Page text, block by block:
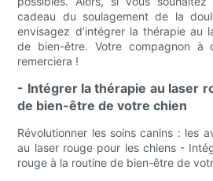
cadeau du soulagement de la
envisagez d’intégrer la thérapie au
de bien-être. Votre compagnon à
remerciera !
- Intégrer la thérapie au laser
de bien-être de votre chien
Révolutionner les soins canins : les
au laser rouge pour les chiens -
rouge à la routine de bien-être de